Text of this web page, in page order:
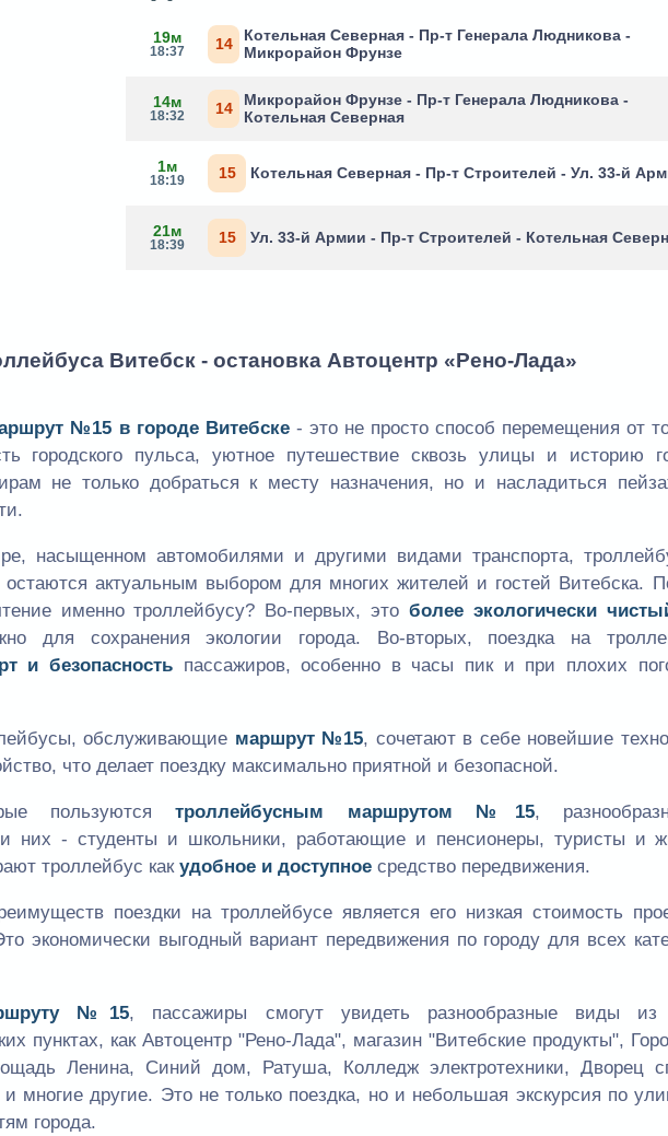
19м
18:37 14
Котельная Северная - Пр-т Генерала Людникова -
Микрорайон Фрунзе
14м
18:32 14
Микрорайон Фрунзе - Пр-т Генерала Людникова -
Котельная Северная
1м
18:19 15 Котельная Северная - Пр-т Строителей - Ул. 33-й
21м
18:39 15 Ул. 33-й Армии - Пр-т Строителей - Котельная
Витебск - остановка Автоцентр «Рено-Лада»
№15 в городе Витебске- это не просто способ перемещения от
городского пульса, уютное путешествие сквозь улицы и историю
не только добраться к месту назначения, но и насладиться
насыщенном автомобилями и другими видами транспорта,
остаются актуальным выбором для многих жителей и гостей Витебска.
именно троллейбусу? Во-первых, это более экологически
для сохранения экологии города. Во-вторых, поездка на
и безопасностьпассажиров, особенно в часы пик и при плохих
обслуживающие маршрут №15, сочетают в себе новейшие
что делает поездку максимально приятной и безопасной.
пользуютсятроллейбусным маршрутом №15,
них - студенты и школьники, работающие и пенсионеры, туристы и
троллейбус как удобное и доступное средство передвижения.
поездки на троллейбусе является его низкая стоимость
экономически выгодный вариант передвижения по городу для всех
№15, пассажиры смогут увидеть разнообразные виды из
пунктах, как Автоцентр "Рено-Лада", магазин "Витебские продукты",
Ленина, Синий дом, Ратуша, Колледж электротехники, Дворец
многие другие. Это не только поездка, но и небольшая экскурсия по
города.